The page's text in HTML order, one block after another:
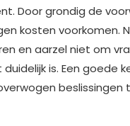
Door grondig de
kosten voorkomen.
en aarzel niet om
is. Een goede